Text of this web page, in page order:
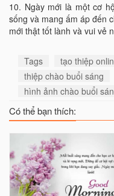
10. Ngày mới là một cơ
sống và mang ấm áp đến
mới thật tốt lành và vui vẻ
Tags tạo thiệp
thiệp chào buổi sáng
hình ảnh chào buổi
Có thể bạn thích: